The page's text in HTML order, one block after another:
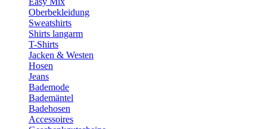
Oberbekleidung
Sweatshirts
Shirts langarm
T-Shirts
Jacken & Westen
Hosen
Jeans
Bademode
Bademäntel
Badehosen
Accessoires